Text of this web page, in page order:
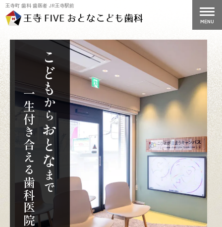
王寺町 歯科 歯医者 JR王寺駅前
こども
から
おとな
まで
一生付き合える歯科医院